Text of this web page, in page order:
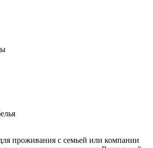
проживания с семьей или компании